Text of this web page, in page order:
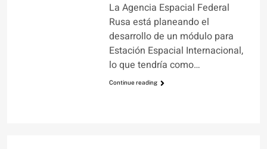
La Agencia Espacial Federal
Rusa está planeando el
desarrollo de un módulo para
Estación Espacial Internacional,
lo que tendría como…
Continue reading